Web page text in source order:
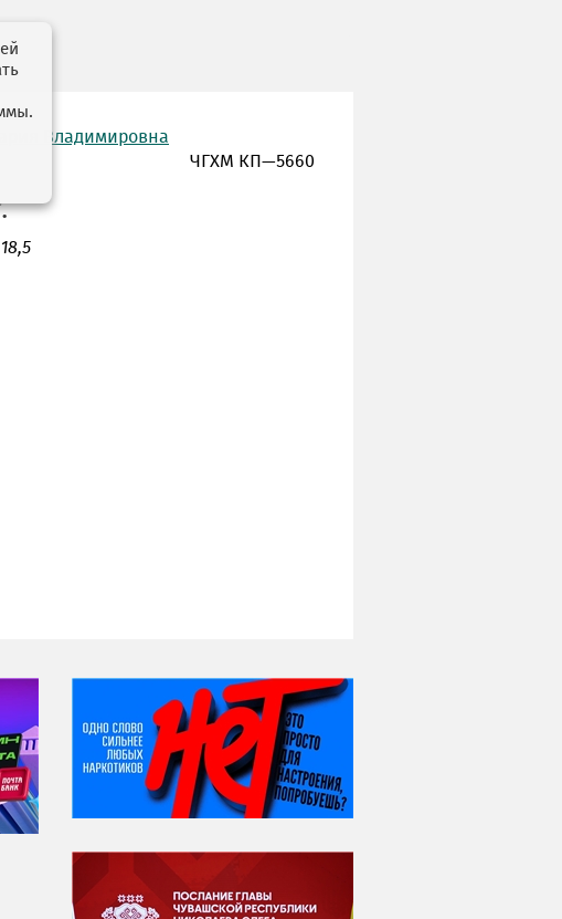
Владимировна
ЧГХМ КП—5660
НИ ДНЯ БЕЗ ДАТЫ...
06 августа
Яков Яковлевич
Вебер